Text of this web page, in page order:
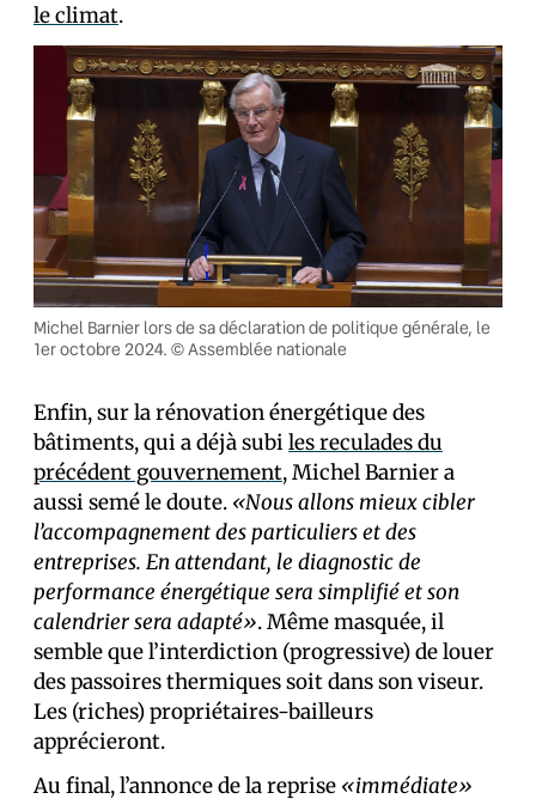
le climat.
Michel Barnier lors de sa déclaration de politique générale, le
1er octobre 2024. © Assemblée nationale
Enfin, sur la rénovation énergétique des
bâtiments, qui a déjà subi les reculades du
précédent gouvernement, Michel Barnier a
aussi semé le doute. «Nous allons mieux cibler
l’accompagnement des particuliers et des
entreprises. En attendant, le diagnostic de
performance énergétique sera simplifié et son
calendrier sera adapté». Même masquée, il
semble que l’interdiction (progressive) de louer
des passoires thermiques soit dans son viseur.
Les (riches) propriétaires-bailleurs
apprécieront.
Au final, l’annonce de la reprise «immédiate»